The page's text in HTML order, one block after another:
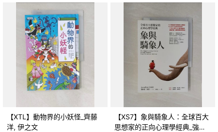
【XTL】動物界的小妖怪_齊藤
洋, 伊之文
【XS7】象與騎象人：全球百大
思想家的正向心理學經典_強納